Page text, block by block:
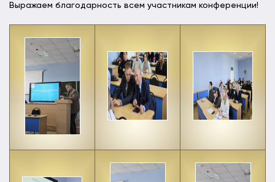
Выражаем благодарность всем участникам конференции!